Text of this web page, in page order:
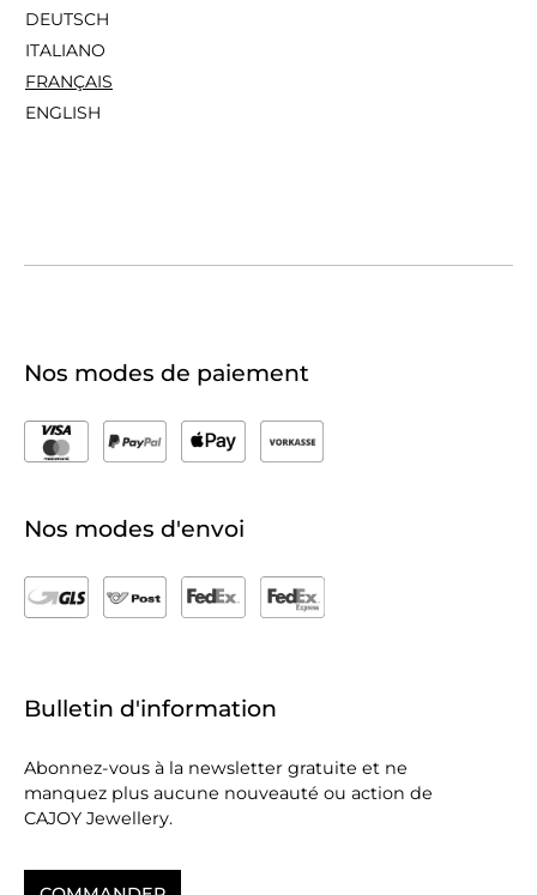
DEUTSCH
ITALIANO
FRANÇAIS
ENGLISH
Nos modes de paiement
Nos modes d'envoi
Bulletin d'information
Abonnez-vous à la newsletter gratuite et ne
manquez plus aucune nouveauté ou action de
CAJOY Jewellery.